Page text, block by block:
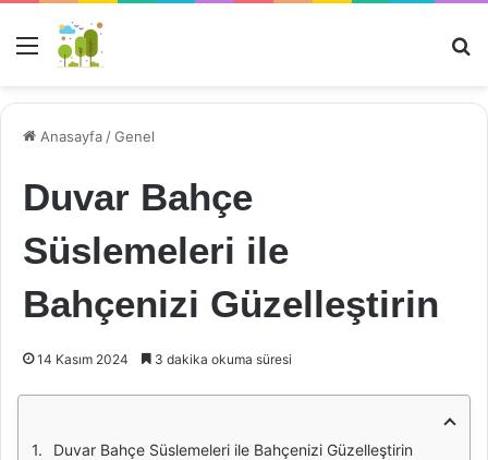
Menü
Anasayfa /Genel
Duvar Bahçe
Süslemeleri ile
Bahçenizi Güzelleştirin
14 Kasım 2024 3 dakika okuma süresi
Duvar Bahçe Süslemeleri ile Bahçenizi Güzelleştirin